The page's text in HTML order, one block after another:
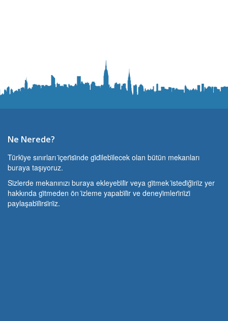
Ne Nerede?
Türki̇ye sınırları i̇çeri̇si̇nde gi̇di̇lebi̇lecek olan bütün mekanları
buraya taşıyoruz.
Si̇zlerde mekanınızı buraya ekleyebi̇li̇r veya gi̇tmek i̇stedi̇ği̇ni̇z yer
hakkında gi̇tmeden ön i̇zleme yapabi̇li̇r ve deneyi̇mleri̇ni̇zi̇
paylaşabi̇li̇rsi̇ni̇z.